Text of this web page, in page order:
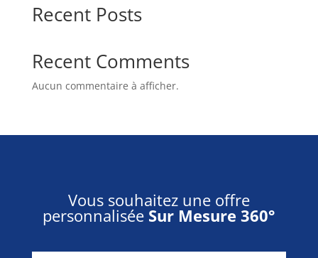
Recent Posts
Recent Comments
Aucun commentaire à afficher.
Vous souhaitez une offre
personnalisée Sur Mesure 360°